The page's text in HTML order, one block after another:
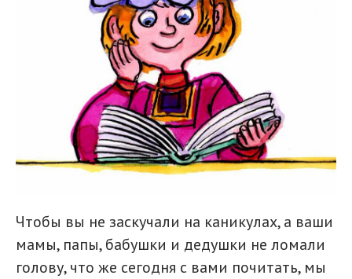
Чтобы вы не заскучали на каникулах, а ваши
мамы, папы, бабушки и дедушки не ломали
голову, что же сегодня с вами почитать, мы